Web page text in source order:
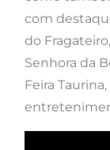
com
do
Senhora da
Feira